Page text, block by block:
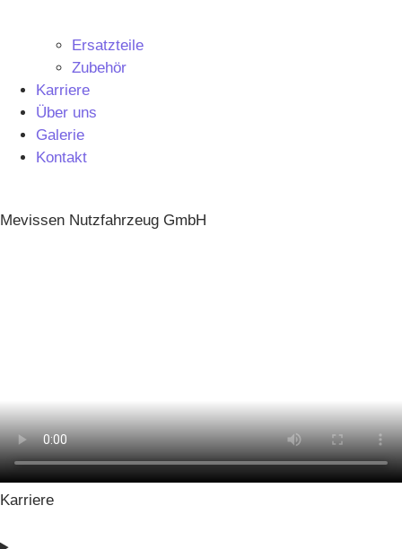
Ersatzteile
Zubehör
Karriere
Über uns
Galerie
Kontakt
Mevissen Nutzfahrzeug GmbH
Karriere